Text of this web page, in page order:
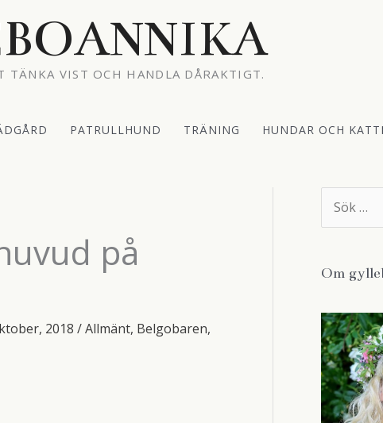
TÄNKA VIST OCH HANDLA DÅRAKTIGT.
PATRULLHUND TRÄNING HUNDAR OCH
på
2018 /Allmänt, Belgobaren,
e
Om